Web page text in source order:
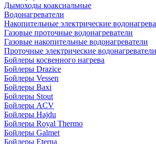
Дымоходы коаксиальные
Водонагреватели
Накопительные электрические
Газовые проточные водонагреватели
Газовые накопительные водонагреватели
Проточные электрические водонагреватели
Бойлеры косвенного нагрева
Бойлеры Drazice
Бойлеры Vessen
Бойлеры Baxi
Бойлеры Stout
Бойлеры ACV
Бойлеры Hajdu
Бойлеры Royal Thermo
Бойлеры Galmet
Бойлеры Eterna